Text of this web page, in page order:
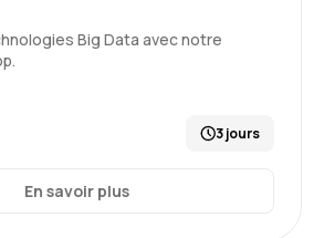
Big Data avec notre
3 jours
En savoir plus